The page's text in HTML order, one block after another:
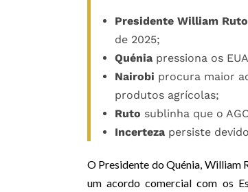
Presidente William Ruto
de 2025;
Quénia pressiona os
Nairobi procura maior
produtos agrícolas;
Ruto sublinha que o
Incerteza persiste
O Presidente do Quénia, William
um acordo comercial com os